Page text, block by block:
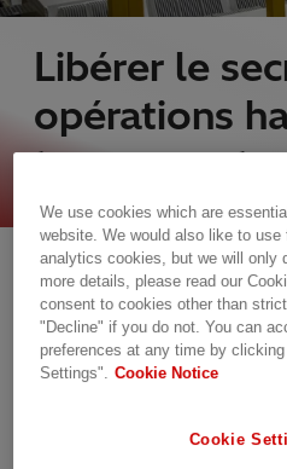
Libérer le
opérations
We use cookies which are
website. We would also like to
analytics cookies, but we will only
more details, please read our
consent to cookies other than
"Decline" if you do not. You can
preferences at any time by
Settings".
Cookie Notice
Cookie